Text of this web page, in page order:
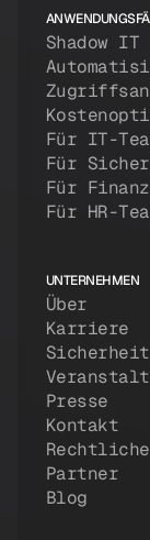
Shadow IT
Für IT-
Für
Für
Für HR-
UNTERNEHMEN
Über
Karriere
Sicherheit
Presse
Kontakt
Partner
Blog